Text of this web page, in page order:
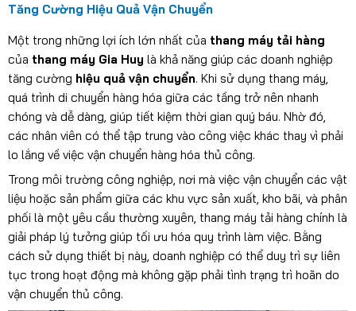
Tăng Cường Hiệu Quả Vận Chuyển
Một trong những lợi ích lớn nhất của thang máy tải hàng
của thang máy Gia Huy là khả năng giúp các doanh nghiệp
tăng cường hiệu quả vận chuyển. Khi sử dụng thang máy,
quá trình di chuyển hàng hóa giữa các tầng trở nên nhanh
chóng và dễ dàng, giúp tiết kiệm thời gian quý báu. Nhờ đó,
các nhân viên có thể tập trung vào công việc khác thay vì phải
lo lắng về việc vận chuyển hàng hóa thủ công.
Trong môi trường công nghiệp, nơi mà việc vận chuyển các vật
liệu hoặc sản phẩm giữa các khu vực sản xuất, kho bãi, và phân
phối là một yêu cầu thường xuyên, thang máy tải hàng chính là
giải pháp lý tưởng giúp tối ưu hóa quy trình làm việc. Bằng
cách sử dụng thiết bị này, doanh nghiệp có thể duy trì sự liên
tục trong hoạt động mà không gặp phải tình trạng trì hoãn do
vận chuyển thủ công.